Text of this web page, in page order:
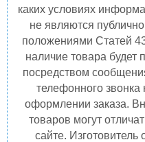
каких условиях
не являются
положениями Статей
наличие товара
посредством
телефонного
оформлении заказа.
товаров могут
сайте. Изготовитель